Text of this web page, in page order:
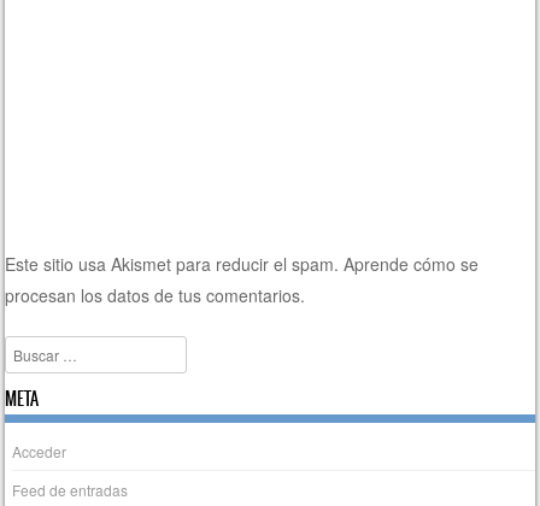
Este sitio usa Akismet para reducir el spam.Aprende cómo se
procesan los datos de tus comentarios.
Buscar
META
Acceder
Feed de entradas